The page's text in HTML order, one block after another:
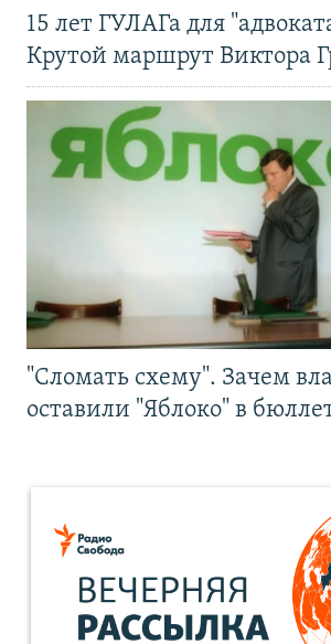
15 лет ГУЛАГа для
Крутой маршрут Виктора
"Сломать схему". Зачем
оставили "Яблоко" в